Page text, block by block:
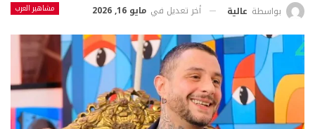
مشاهير العرب بواسطة عالية أخر تعديل في مايو 16, 2026